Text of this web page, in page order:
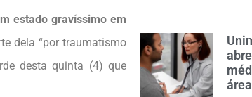
estado gravíssimo em
dela “por traumatismo
desta quinta (4) que